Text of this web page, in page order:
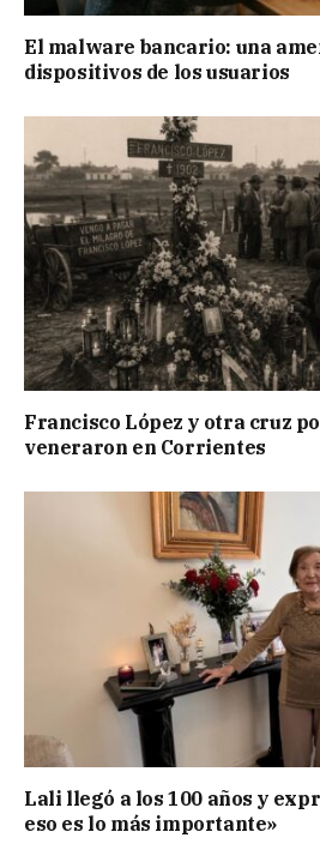
El malware bancario: una
dispositivos de los usuarios
Francisco López y otra cruz
veneraron en Corrientes
Lali llegó a los 100 años y
eso es lo más importante»